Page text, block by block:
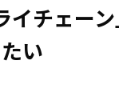
イチェー
い